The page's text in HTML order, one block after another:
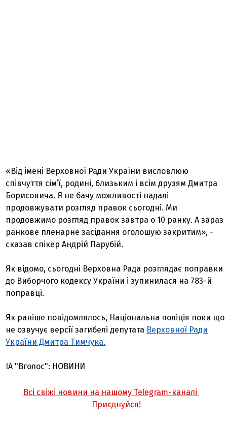
«Від імені Верховної Ради України висловлюю
співчуття сім’ї, родині, близьким і всім друзям Дмитра
Борисовича. Я не бачу можливості надалі
продовжувати розгляд правок сьогодні. Ми
продовжимо розгляд правок завтра о 10 ранку. А зараз
ранкове пленарне засідання оголошую закритим», -
сказав спікер Андрій Парубій.
Як відомо, сьогодні Верховна Рада розглядає поправки
до Виборчого кодексу України і зупинилася на 783-й
поправці.
Як раніше повідомлялось, Національна поліція поки що
не озвучує версії загибелі депутата Верховної Ради
України Дмитра Тимчука.
ІА "Вголос": НОВИНИ
Всі свіжі новини на нашому Telegram-каналі
Приєднуйся!